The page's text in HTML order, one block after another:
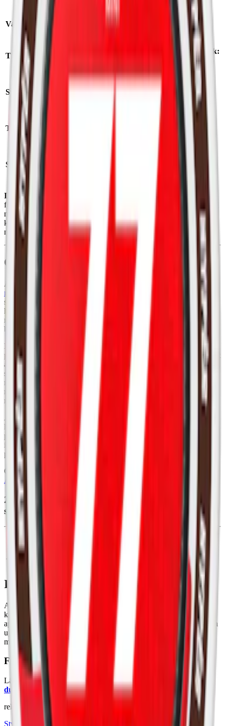
Varumärke: Après Smak: cola
Tillverkare: Après Nicotine AB
Format/storlek:
Styrka: milt vitt snus
Antal prillor:
Torrhet:
Nikotin per
prilla:
Snustyp:
Nettovikt per
g
Ingredienser:
fyllning (E460, cellulosa), vatten, salt,
förtjockningsmedel (E401, natriumalginat), fuktighetsbevarande
medel (E1520, propan-1,2-diol), surhetsreglerande medel (E501,
kaliumkarbonater), sötningsmedel (E950, acesulfam k), aromer,
nikotin samt förtjockningsmedel (E1200, polydextros)
Om Après No.4 Cola Mini
Après Cola Mild Mini är ett alternativ för dig som önskar en
mild
nikotinupplevelse
utan att ge avkall på smak och kvalitet. Detta vita
snus, helt utan tobak, tillverkas av Après i Stockholm. Après Cola
har en tydlig smak av klassisk cola, som kombineras med en
markerad syrlighet, liknande den hos citron eller lime, och en svag
bitterhet, vilket resulterar i en djup och komplex smakprofil.
Detta vita snus har mindre prillor jämfört med både slim och original
portion, vilket gör Après Cola Mild Mini till ett optimerat och diskret
alternativ. Dess fuktiga insida säkerställer en stabil frisättning av
smak och nikotin, medan den torrare ytan bidrar till mindre
rinnighet. Nikotinstyrkan i Après No.4 Cola Mini är mild, och
nikotininnehållet lägre, vilket kan passa dig som föredrar en lättare
nikotinupplevelse.
Après snus innehåller växtfibrer, nikotin, sötningsmedel,
konsistensmedel samt aromer. En dosa Après Cola innehåller 20
prillor och totalt 8 gram snus. Varje prilla väger 0,4 gram och
innehåller 3,2 milligram nikotin, vilket ger en nikotinhalt på 0,8
procent.
Om du letar efter Après Cola i en starkare variant rekommenderas:
Après Cola Stark Slim
2025: Après får ny design på sin miniprilla
smak av cola.
Information om varumärket Après
Après, grundat i Stockholm 2020, är ett premium
som
kombinerar estetik med sofistikerade smaker. Med en modern
approach till nikotinpåsar, sätter Après en nya standarder för stil och
upplevelse inom snusmarknaden. Après finns i 18 olika varianter
med styrkor från mild till en starkare normal.
Färskt vitt snus
Läs mer om hur du förvarar Après No.4 Cola Mini:
"Så förvarar
du snuset rätt"
relaterade produkter
Styrka Normal · Slim